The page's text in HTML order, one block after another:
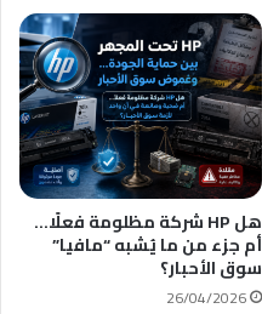
هل HP شركة مظلومة فعلًا…
أم جزء من ما يُشبه “مافيا”
سوق الأحبار؟
26/04/2026